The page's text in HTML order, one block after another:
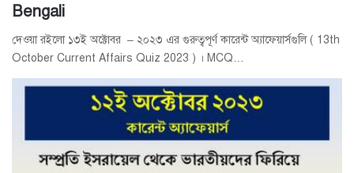
Bengali
দেওয়া রইলো ১৩ই অক্টোবর – ২০২৩ এর গুরুত্বপূর্ণ কারেন্ট অ্যাফেয়ার্সগুলি ( 13th
October Current Affairs Quiz 2023 ) । MCQ…